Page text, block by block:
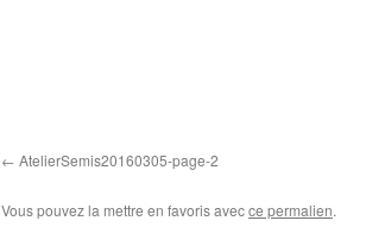
AtelierSemis20160305-page-2
Vous pouvez la mettre en favoris avecce permalien.